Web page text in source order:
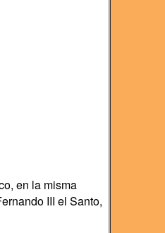
en la misma
III el Santo,